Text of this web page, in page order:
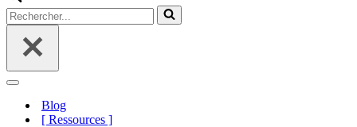
Rechercher...
Menu
navigation
Blog
[ Ressources ]